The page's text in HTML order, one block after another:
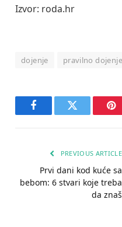
Izvor: roda.hr
dojenje pravilno dojenje
FacebookTwitter
PREVIOUS ARTICLE
Prvi dani kod kuće sa
bebom: 6 stvari koje treba
da znaš